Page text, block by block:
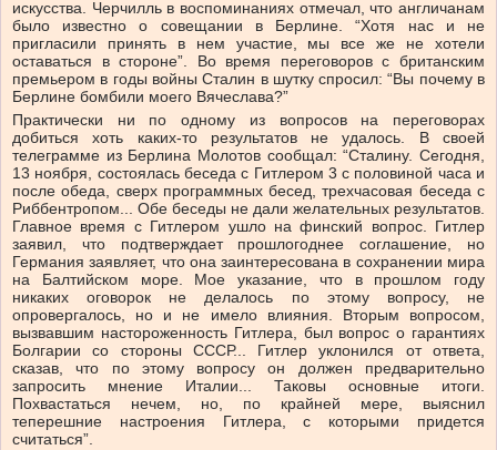
искусства. Черчилль в воспоминаниях отмечал, что англичанам
было известно о совещании в Берлине. “Хотя нас и не
пригласили принять в нем участие, мы все же не хотели
оставаться в стороне”. Во время переговоров с британским
премьером в годы войны Сталин в шутку спросил: “Вы почему в
Берлине бомбили моего Вячеслава?”
Практически ни по одному из вопросов на переговорах
добиться хоть каких-то результатов не удалось. В своей
телеграмме из Берлина Молотов сообщал: “Сталину. Сегодня,
13 ноября, состоялась беседа с Гитлером 3 с половиной часа и
после обеда, сверх программных бесед, трехчасовая беседа с
Риббентропом... Обе беседы не дали желательных результатов.
Главное время с Гитлером ушло на финский вопрос. Гитлер
заявил, что подтверждает прошлогоднее соглашение, но
Германия заявляет, что она заинтересована в сохранении мира
на Балтийском море. Мое указание, что в прошлом году
никаких оговорок не делалось по этому вопросу, не
опровергалось, но и не имело влияния. Вторым вопросом,
вызвавшим настороженность Гитлера, был вопрос о гарантиях
Болгарии со стороны СССР... Гитлер уклонился от ответа,
сказав, что по этому вопросу он должен предварительно
запросить мнение Италии... Таковы основные итоги.
Похвастаться нечем, но, по крайней мере, выяснил
теперешние настроения Гитлера, с которыми придется
считаться”.